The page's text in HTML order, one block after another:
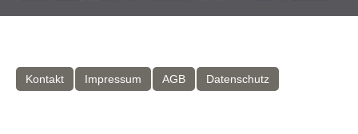
Kontakt Impressum AGB Datenschutz